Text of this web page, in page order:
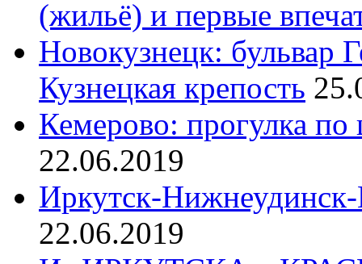
(жильё) и первые
Новокузнецк: бульвар
Кузнецкая крепость
Кемерово: прогулка
22.06.2019
Иркутск-
22.06.2019